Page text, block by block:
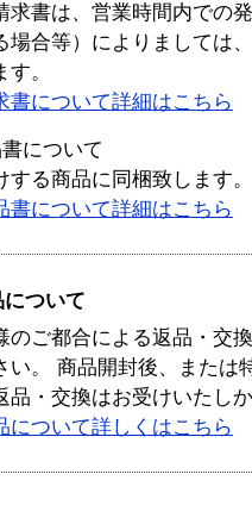
求書は、営業時間内での
場合等）によりましては
す。
書について詳細はこちら
について
する商品に同梱致します。
書について詳細はこちら
について
のご都合による返品・交
い。 商品開封後、または
品・交換はお受けいたし
について詳しくはこちら